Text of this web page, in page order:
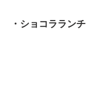
・ショコラランチ